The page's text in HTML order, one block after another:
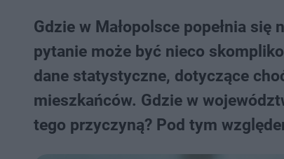
Gdzie w Małopolsce popełnia
pytanie może być nieco
dane statystyczne, dotyczące
mieszkańców. Gdzie w
tego przyczyną? Pod tym